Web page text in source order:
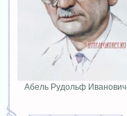
Абель Рудольф Иванович